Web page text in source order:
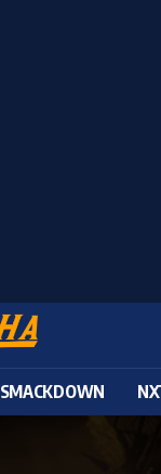
SMACKDOWN